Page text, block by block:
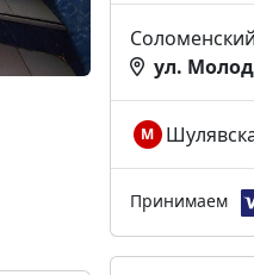
ул.
М
Принимаем